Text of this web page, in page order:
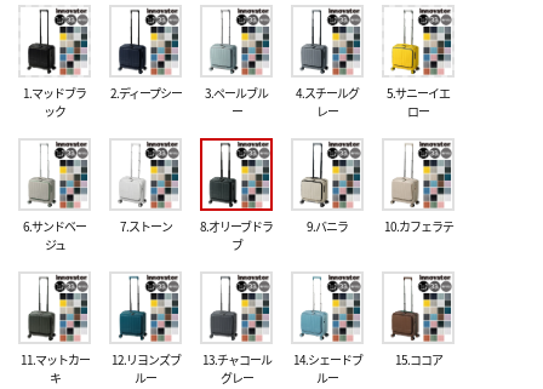
1.マッドブラ
ック
2.ディープシー
3.ペールブル
ー
4.スチールグ
レー
5.サニーイエ
ロー
6.サンドベー
ジュ
7.ストーン
8.オリーブドラ
ブ
9.バニラ 10.カフェラテ
11.マットカー
キ
12.リヨンズブ
ルー
13.チャコール
グレー
14.シェードブ
ルー
15.ココア